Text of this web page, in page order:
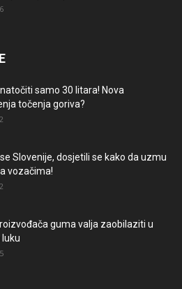
samo 30 litara! Nova
točenja goriva?
Slovenije, dosjetili se kako da uzmu
vozačima!
guma valja zaobilaziti u